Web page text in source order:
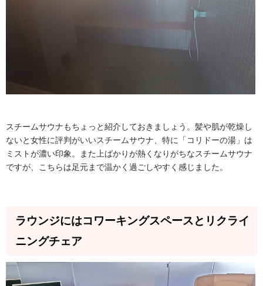
スチームサウナもちょっと紹介しておきましょう。髪や肌が乾燥し
ないと女性に評判がいいスチームサウナ、特に「コリドーの湯」は
ミストが濃い印象。また上ばかりが熱くなりがちなスチームサウナ
ですが、こちらは足元まで温かく過ごしやすく感じました。
ラウンジにはコワーキングスペースとリクライ
ニングチェア